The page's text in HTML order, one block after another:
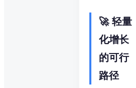
🚀 轻量
化增长
的可行
路径